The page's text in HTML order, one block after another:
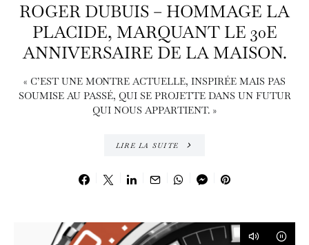
ROGER DUBUIS – HOMMAGE LA
PLACIDE, MARQUANT LE 30E
ANNIVERSAIRE DE LA MAISON.
« C’EST UNE MONTRE ACTUELLE, INSPIRÉE MAIS PAS
SOUMISE AU PASSÉ, QUI SE PROJETTE DANS UN FUTUR
QUI NOUS APPARTIENT. »
LIRE LA SUITE